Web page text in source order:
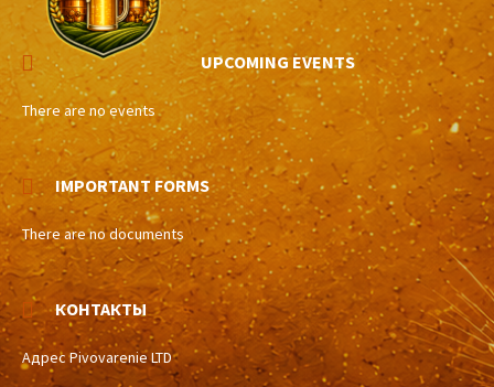
UPCOMING EVENTS
There are no events
IMPORTANT FORMS
There are no documents
КОНТАКТЫ
Адрес Pivovarenie LTD